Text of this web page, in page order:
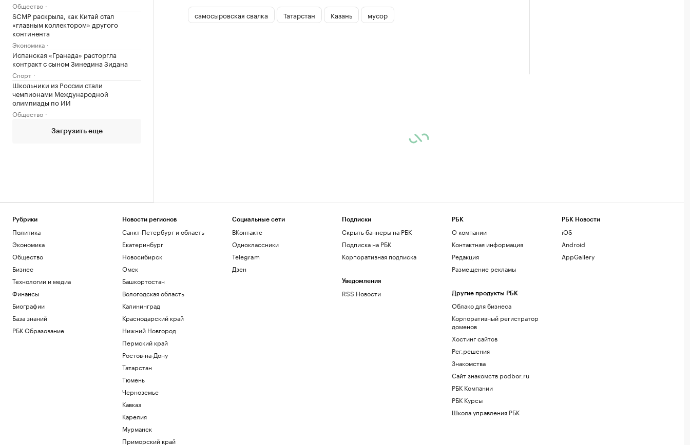
Общество
SCMP раскрыла, как Китай стал
«главным коллектором» другого
континента
Экономика
Испанская «Гранада» расторгла
контракт с сыном Зинедина Зидана
Спорт
Школьники из России стали
чемпионами Международной
олимпиады по ИИ
Общество
Загрузить еще
самосыровская свалка Татарстан Казань мусор
Рубрики
Политика
Экономика
Общество
Бизнес
Технологии и медиа
Финансы
Биографии
База знаний
РБК Образование
Новости регионов
Санкт-Петербург и область
Екатеринбург
Новосибирск
Омск
Башкортостан
Вологодская область
Калининград
Краснодарский край
Нижний Новгород
Пермский край
Ростов-на-Дону
Татарстан
Тюмень
Черноземье
Кавказ
Карелия
Мурманск
Приморский край
Социальные сети
ВКонтакте
Одноклассники
Telegram
Дзен
Подписки
Скрыть баннеры на РБК
Подписка на РБК
Корпоративная подписка
Уведомления
RSS Новости
РБК
О компании
Контактная информация
Редакция
Размещение рекламы
Другие продукты РБК
Облако для бизнеса
Корпоративный регистратор
доменов
Хостинг сайтов
Рег.решения
Знакомства
Сайт знакомств podbor.ru
РБК Компании
РБК Курсы
Школа управления РБК
РБК Новости
iOS
Android
AppGallery